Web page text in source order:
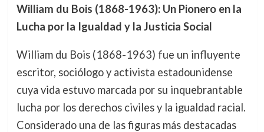
William du Bois (1868-1963): Un Pionero en la
Lucha por la Igualdad y la Justicia Social
William du Bois (1868-1963) fue un influyente
escritor, sociólogo y activista estadounidense
cuya vida estuvo marcada por su inquebrantable
lucha por los derechos civiles y la igualdad racial.
Considerado una de las figuras más destacadas